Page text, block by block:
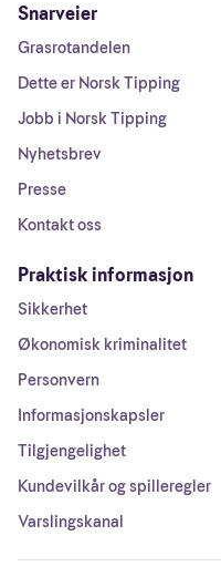
Snarveier
Grasrotandelen
Dette er Norsk Tipping
Jobb i Norsk Tipping
Nyhetsbrev
Presse
Kontakt oss
Praktisk informasjon
Sikkerhet
Økonomisk kriminalitet
Personvern
Informasjonskapsler
Tilgjengelighet
Kundevilkår og spilleregler
Varslingskanal